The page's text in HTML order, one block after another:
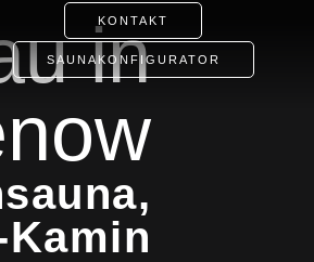
KONTAKT
SAUNAKONFIGURATOR
in